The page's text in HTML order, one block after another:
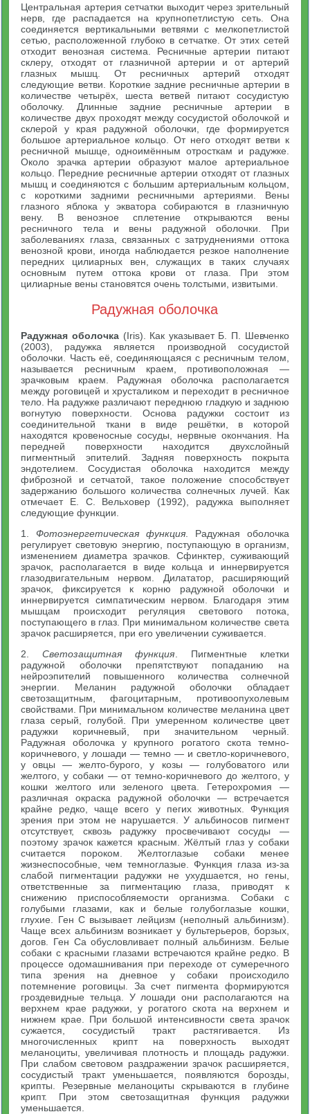
Центральная артерия сетчатки выходит через зрительный
нерв, где распадается на крупнопетлистую сеть. Она
соединяется вертикальными ветвями с мелкопетлистой
сетью, расположенной глубоко в сетчатке. От этих сетей
отходит венозная система. Ресничные артерии питают
склеру, отходят от глазничной артерии и от артерий
глазных мышц. От ресничных артерий отходят
следующие ветви. Короткие задние ресничные артерии в
количестве четырёх, шеста ветвей питают сосудистую
оболочку. Длинные задние ресничные артерии в
количестве двух проходят между сосудистой оболочкой и
склерой у края радужной оболочки, где формируется
большое артериальное кольцо. От него отходят ветви к
ресничной мышце, одноимённым отросткам и радужке.
Около зрачка артерии образуют малое артериальное
кольцо. Передние ресничные артерии отходят от глазных
мышц и соединяются с большим артериальным кольцом,
с короткими задними ресничными артериями. Вены
глазного яблока у экватора собираются в глазничную
вену. В венозное сплетение открываются вены
ресничного тела и вены радужной оболочки. При
заболеваниях глаза, связанных с затруднениями оттока
венозной крови, иногда наблюдается резкое наполнение
передних цилиарных вен, служащих в таких случаях
основным путем оттока крови от глаза. При этом
цилиарные вены становятся очень толстыми, извитыми.
Радужная оболочка
Радужная оболочка (Iris). Как указывает Б. П. Шевченко
(2003), радужка является производной сосудистой
оболочки. Часть её, соединяющаяся с ресничным телом,
называется ресничным краем, противоположная —
зрачковым краем. Радужная оболочка располагается
между роговицей и хрусталиком и переходит в ресничное
тело. На радужке различают переднюю гладкую и заднюю
вогнутую поверхности. Основа радужки состоит из
соединительной ткани в виде решётки, в которой
находятся кровеносные сосуды, нервные окончания. На
передней поверхности находится двухслойный
пигментный эпителий. Задняя поверхность покрыта
эндотелием. Сосудистая оболочка находится между
фиброзной и сетчатой, такое положение способствует
задержанию большого количества солнечных лучей. Как
отмечает Е. С. Вельховер (1992), радужка выполняет
следующие функции.
1.Фотоэнергетическая функция . Радужная оболочка
регулирует световую энергию, поступающую в организм,
изменением диаметра зрачков. Сфинктер, суживающий
зрачок, располагается в виде кольца и иннервируется
глазодвигательным нервом. Дилататор, расширяющий
зрачок, фиксируется к корню радужной оболочки и
иннервируется симпатическим нервом. Благодаря этим
мышцам происходит регуляция светового потока,
поступающего в глаз. При минимальном количестве света
зрачок расширяется, при его увеличении суживается.
2.Светозащитная функция . Пигментные клетки
радужной оболочки препятствуют попаданию на
нейроэпителий повышенного количества солнечной
энергии. Меланин радужной оболочки обладает
светозащитным, фагоцитарным, противоопухолевым
свойствами. При минимальном количестве меланина цвет
глаза серый, голубой. При умеренном количестве цвет
радужки коричневый, при значительном черный.
Радужная оболочка у крупного рогатого скота темно-
коричневого, у лошади — темно — и светло-коричневого,
у овцы — желто-бурого, у козы — голубоватого или
желтого, у собаки — от темно-коричневого до желтого, у
кошки желтого или зеленого цвета. Гетерохромия —
различная окраска радужной оболочки — встречается
крайне редко, чаще всего у пегих животных. Функция
зрения при этом не нарушается. У альбиносов пигмент
отсутствует, сквозь радужку просвечивают сосуды —
поэтому зрачок кажется красным. Жёлтый глаз у собаки
считается пороком. Желтоглазые собаки менее
жизнеспособные, чем темноглазые. Функция глаза из-за
слабой пигментации радужки не ухудшается, но гены,
ответственные за пигментацию глаза, приводят к
снижению приспособляемости организма. Собаки с
голубыми глазами, как и белые голубоглазые кошки,
глухие. Ген С вызывает лейцизм (неполный альбинизм).
Чаще всех альбинизм возникает у бультерьеров, борзых,
догов. Ген Са обусловливает полный альбинизм. Белые
собаки с красными глазами встречаются крайне редко. В
процессе одомашнивания при переходе от сумеречного
типа зрения на дневное у собаки происходило
потемнение роговицы. За счет пигмента формируются
гроздевидные тельца. У лошади они располагаются на
верхнем крае радужки, у рогатого скота на верхнем и
нижнем крае. При большой интенсивности света зрачок
сужается, сосудистый тракт растягивается. Из
многочисленных крипт на поверхность выходят
меланоциты, увеличивая плотность и площадь радужки.
При слабом световом раздражении зрачок расширяется,
сосудистый тракт уменьшается, появляются борозды,
крипты. Резервные меланоциты скрываются в глубине
крипт. При этом светозащитная функция радужки
уменьшается.